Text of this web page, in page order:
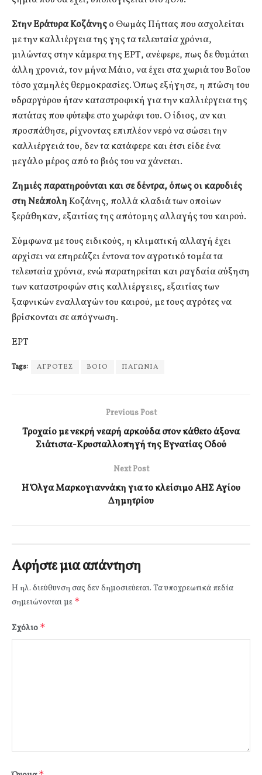
Στην Εράτυρα Κοζάνηςο Θωμάς Πήττας που ασχολείται
με την καλλιέργεια της γης τα τελευταία χρόνια,
μιλώντας στην κάμερα της ΕΡΤ, ανέφερε, πως δε θυμάται
άλλη χρονιά, τον μήνα Μάιο, να έχει στα χωριά του Βοΐου
τόσο χαμηλές θερμοκρασίες. Όπως εξήγησε, η πτώση του
υδραργύρου ήταν καταστροφική για την καλλιέργεια της
πατάτας που φύτεψε στο χωράφι του. Ο ίδιος, αν και
προσπάθησε, ρίχνοντας επιπλέον νερό να σώσει την
καλλιέργειά του, δεν τα κατάφερε και έτσι είδε ένα
μεγάλο μέρος από το βιός του να χάνεται.
Ζημιές παρατηρούνται και σε δέντρα, όπως οι καρυδιές
στη ΝεάποληΚοζάνης, πολλά κλαδιά των οποίων
ξεράθηκαν, εξαιτίας της απότομης αλλαγής του καιρού.
Σύμφωνα με τους ειδικούς, η κλιματική αλλαγή έχει
αρχίσει να επηρεάζει έντονα τον αγροτικό τομέα τα
τελευταία χρόνια, ενώ παρατηρείται και ραγδαία αύξηση
των καταστροφών στις καλλιέργειες, εξαιτίας των
ξαφνικών εναλλαγών του καιρού, με τους αγρότες να
βρίσκονται σε απόγνωση.
ΕΡΤ
Tags: ΑΓΡΟΤΕΣ ΒΟΙΟ ΠΑΓΩΝΙΑ
Previous Post
Τροχαίο με νεκρή νεαρή αρκούδα στον κάθετο άξονα
Σιάτιστα-Κρυσταλλοπηγή της Εγνατίας Οδού
Next Post
Η Όλγα Μαρκογιαννάκη για το κλείσιμο ΑΗΣ Αγίου
Δημητρίου
Αφήστε μια απάντηση
Η ηλ. διεύθυνση σας δεν δημοσιεύεται. Τα υποχρεωτικά πεδία
σημειώνονται με *
Σχόλιο *